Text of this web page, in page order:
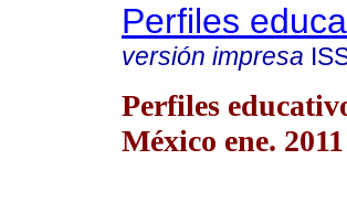
Perfiles
versión impresa
Perfiles
México ene. 2011